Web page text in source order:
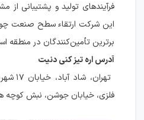
فرآیندهای تولید و پشتیبانی از
این شرکت ارتقاء سطح صنعت
برترین تأمین‌کنندگان در منطقه
آدرس اره تیز کنی دنیت
فلزی، خیابان جوشن، نبش کوچه